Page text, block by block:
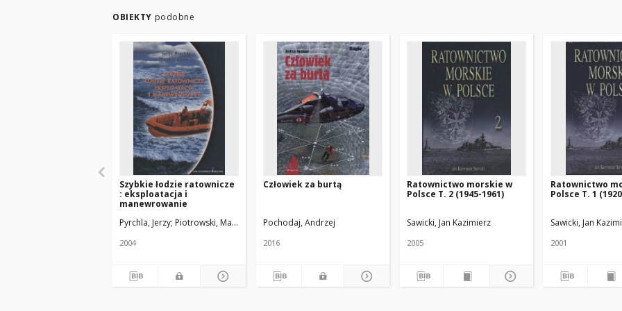
OBIEKTY podobne
Szybkie łodzie ratownicze
: eksploatacja i
manewrowanie
Pyrchla, Jerzy Piotrowski, Marek
2004
Człowiek za burtą
Pochodaj, Andrzej
2016
Ratownictwo morskie w
Polsce T. 2 (1945-1961)
Sawicki, Jan Kazimierz
2005
Ratownictwo
Polsce T. 1
Sawicki, Jan
2001